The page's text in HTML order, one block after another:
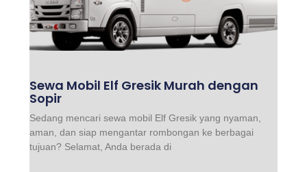
Sewa Mobil Elf Gresik Murah dengan
Sopir
Sedang mencari sewa mobil Elf Gresik yang nyaman,
aman, dan siap mengantar rombongan ke berbagai
tujuan? Selamat, Anda berada di